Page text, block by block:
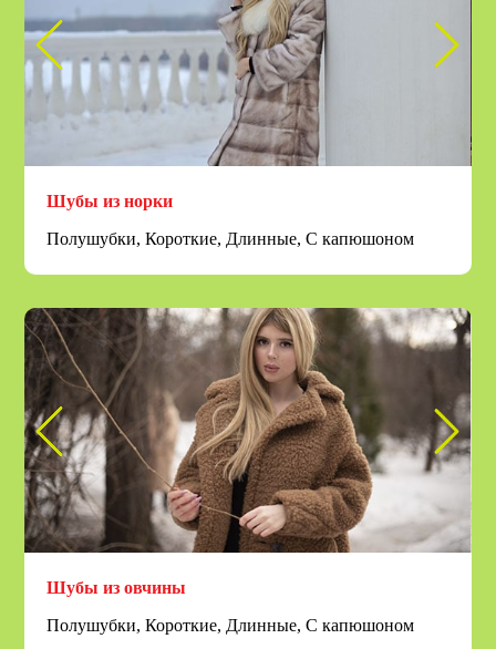
Шубы из норки
Полушубки, Короткие, Длинные, С капюшоном
Шубы из овчины
Полушубки, Короткие, Длинные, С капюшоном